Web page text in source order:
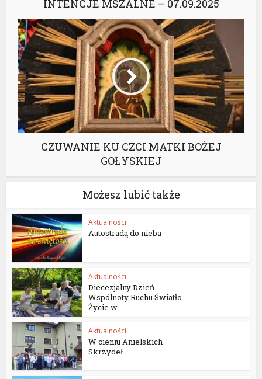
INTENCJE MSZALNE – 07.09.2025
CZUWANIE KU CZCI MATKI BOŻEJ
GOŁYSKIEJ
Możesz lubić także
Aktualności
Autostradą do nieba
Aktualności
Diecezjalny Dzień
Wspólnoty Ruchu Światło-
Życie w...
Aktualności
W cieniu Anielskich
Skrzydeł